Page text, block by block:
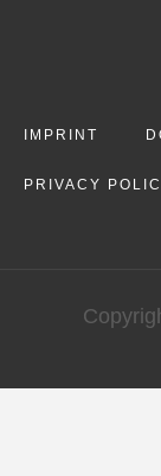
IMPRINT
PRIVACY